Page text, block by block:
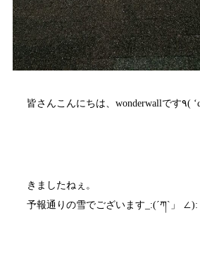
きましたねぇ。
予報通りの雪でございます_:(´ཀ`」 ∠):